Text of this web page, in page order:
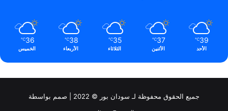
39
℃
الأحد
37
℃
الأثنين
35
℃
الثلاثاء
38
℃
الأربعاء
36
℃
الخميس
جميع الحقوق محفوظة لـ سودان بور © 2022 | صمم بواسطة